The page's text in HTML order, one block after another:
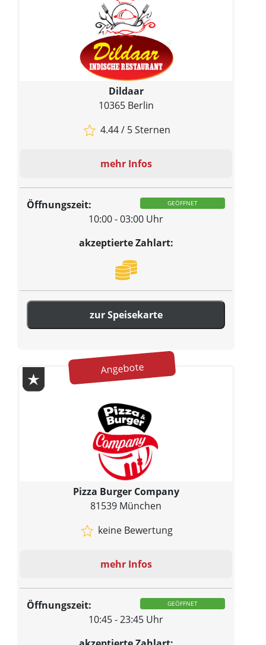
Dildaar
10365 Berlin
4.44 / 5 Sternen
mehr Infos
Öffnungszeit: GEÖFFNET
10:00 - 03:00 Uhr
akzeptierte Zahlart:
zur Speisekarte
Angebote
Pizza Burger Company
81539 München
keine Bewertung
mehr Infos
Öffnungszeit: GEÖFFNET
10:45 - 23:45 Uhr